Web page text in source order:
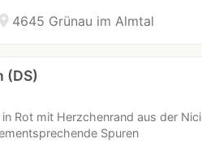
location_on 4645 Grünau im Almtal
(DS)
Rot mit Herzchenrand aus der Nici
Spuren